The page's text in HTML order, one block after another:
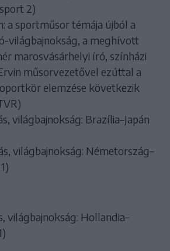
2)
a sportműsor témája újból a
világbajnokság, a meghívott
marosvásárhelyi író, színházi
műsorvezetővel ezúttal a
elemzése következik
világbajnokság: Brazília–Japán
világbajnokság: Németország–
világbajnokság: Hollandia–